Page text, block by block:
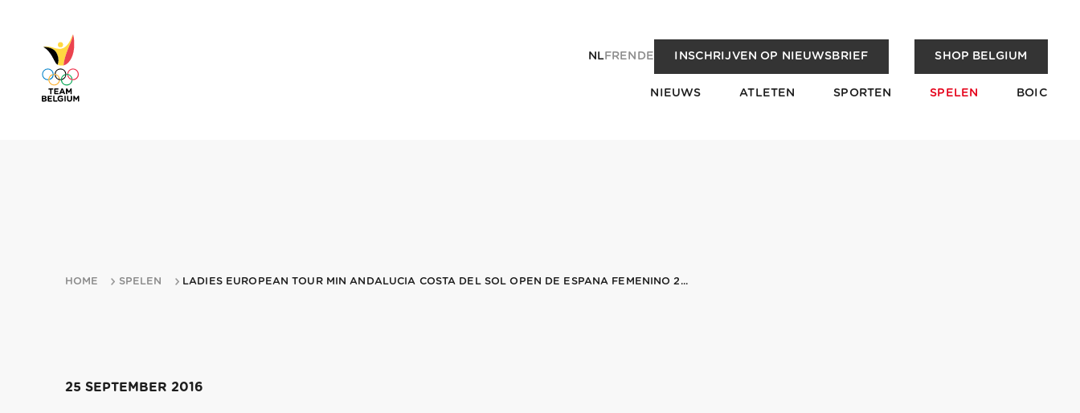
NLFREN DE INSCHRIJVEN OP NIEUWSBRIEF SHOP BELGIUM
NIEUWS ATLETEN SPORTEN SPELEN BOIC
HOME SPELEN LADIES EUROPEAN TOUR MIN ANDALUCIA COSTA DEL SOL OPEN DE ESPANA FEMENINO 2...
25 SEPTEMBER 2016